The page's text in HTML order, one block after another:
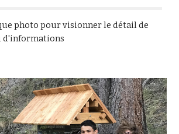
photo pour visionner le détail de
d'informations